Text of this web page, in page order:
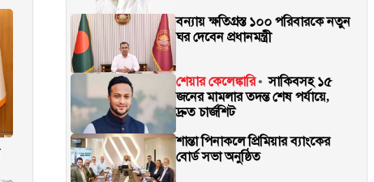
বন্যায় ক্ষতিগ্রস্ত ১০০ পরিবারকে নতুন
ঘর দেবেন প্রধানমন্ত্রী
শেয়ার কেলেঙ্কারি
সাকিবসহ ১৫
জনের মামলার তদন্ত শেষ পর্যায়ে,
দ্রুত চার্জশিট
শান্তা পিনাকলে প্রিমিয়ার ব্যাংকের
বোর্ড সভা অনুষ্ঠিত